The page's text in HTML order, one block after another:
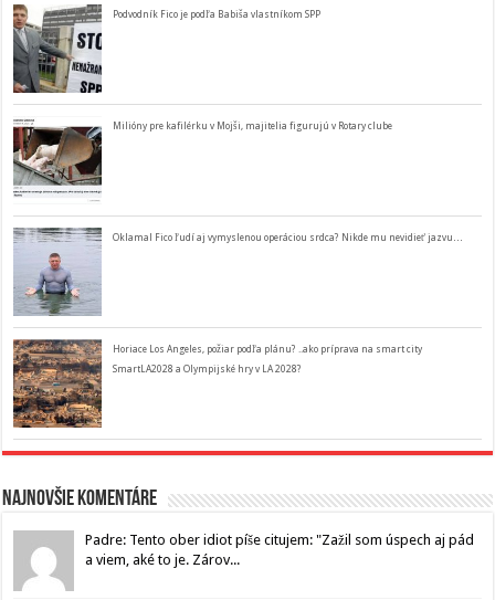
Podvodník Fico je podľa Babiša vlastníkom SPP
Milióny pre kafilérku v Mojši, majitelia figurujú v Rotary clube
Oklamal Fico ľudí aj vymyslenou operáciou srdca? Nikde mu nevidieť jazvu…
Horiace Los Angeles, požiar podľa plánu? ..ako príprava na smart city
SmartLA2028 a Olympijské hry v LA 2028?
Najnovšie komentáre
Padre: Tento ober idiot píše citujem: "Zažil som úspech aj pád
a viem, aké to je. Zárov...